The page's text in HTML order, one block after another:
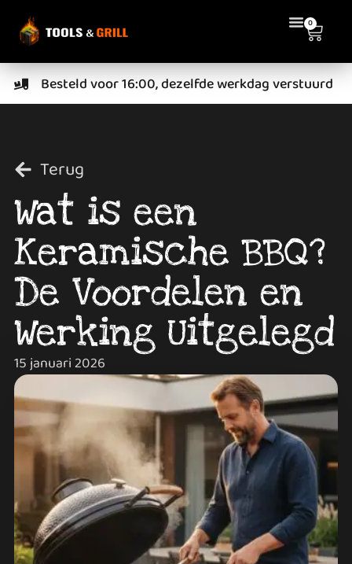
0
Besteld voor 16:00, dezelfde werkdag verstuurd
Terug
Wat is een
Keramische BBQ?
De Voordelen en
Werking Uitgelegd
15 januari 2026